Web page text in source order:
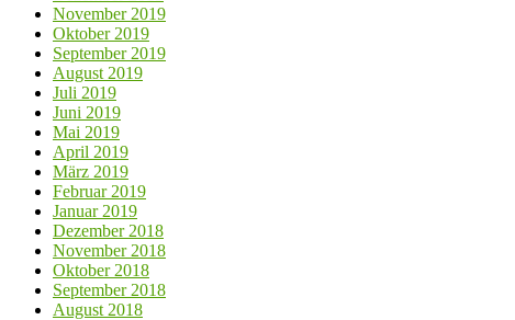
November 2019
Oktober 2019
September 2019
August 2019
Juli 2019
Juni 2019
Mai 2019
April 2019
März 2019
Februar 2019
Januar 2019
Dezember 2018
November 2018
Oktober 2018
September 2018
August 2018